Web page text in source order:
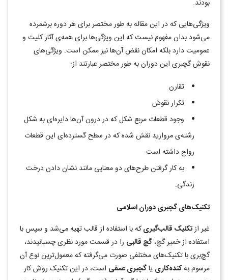
بودند.
ویژگی‌هایی که در این مقاله به طور مختصر برای هر دوره برشمرده
می‌شود بدان مفهوم نیست که این ویژگی‌ها برای همه‌ی آثار کلیت و
عمومیت دارد بلکه امکان نقض آن‌ها نیز ممکن است. ویژگی‌های
نقوش گچبری این دوران به طور مختصر عبارتند از:
تقارن
تکرار نقوش
وجود قطعات مربع شکل که در درون آن‎‌ها دایره‌ای به شکل
رشته‌ی مروارید نقش شده که در سطح گسترده‌ای این قطعات
رواج داشته است.
به کار گرفتن طرح‌های دو معنایی مانند نشان دادن درخت
زندگی.
تکنیک‌های گچبری دوران اسلامی
غیر ازتکنیک قالب‌گیریکه با استفاده از قالب تهیه می‌شد و سپس با
استفاده از خمیر گچ،گچ قالبی را در قسمت مورد نظری چسبانیدند،
گچ‌بری با تکنیک‌های مختلفی صورت می‌گرفته که معمول‌ترین نوع آن
مرسوم بهکنده‌کاری یاگچبری عمقی است، در این تکنیک روش کار